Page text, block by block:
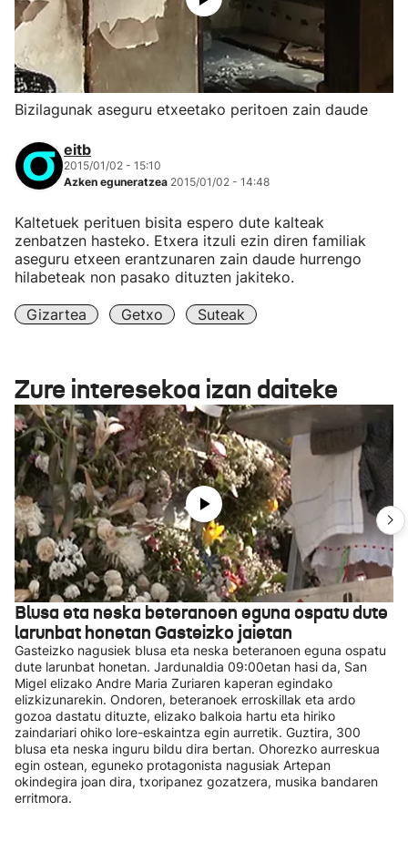
Bizilagunak aseguru etxeetako peritoen zain daude
eitb
2015/01/02 - 15:10
Azken eguneratzea 2015/01/02 - 14:48
Kaltetuek perituen bisita espero dute kalteak
zenbatzen hasteko. Etxera itzuli ezin diren familiak
aseguru etxeen erantzunaren zain daude hurrengo
hilabeteak non pasako dituzten jakiteko.
Gizartea Getxo Suteak
Zure interesekoa izan daiteke
Blusa eta neska beteranoen eguna ospatu dute
larunbat honetan Gasteizko jaietan
Gasteizko nagusiek blusa eta neska beteranoen eguna ospatu
dute larunbat honetan. Jardunaldia 09:00etan hasi da, San
Migel elizako Andre Maria Zuriaren kaperan egindako
elizkizunarekin. Ondoren, beteranoek erroskillak eta ardo
gozoa dastatu dituzte, elizako balkoia hartu eta hiriko
zaindariari ohiko lore-eskaintza egin aurretik. Guztira, 300
blusa eta neska inguru bildu dira bertan. Ohorezko aurreskua
egin ostean, eguneko protagonista nagusiak Artepan
okindegira joan dira, txoripanez gozatzera, musika bandaren
erritmora.